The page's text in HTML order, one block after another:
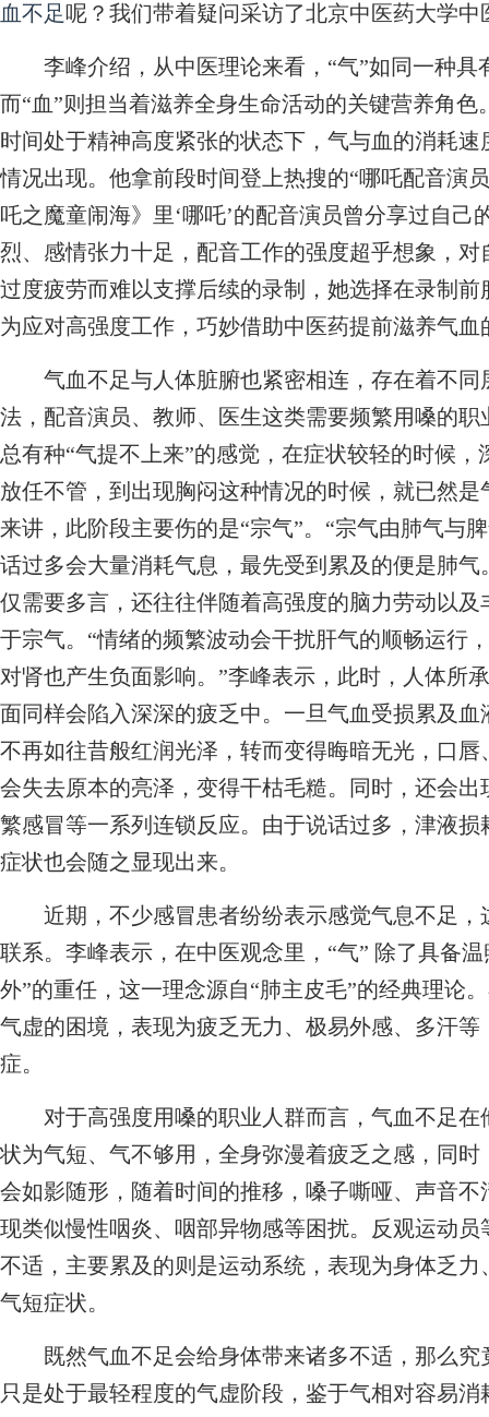
血不足呢？我们带着疑问采访了北京中医药大学
李峰介绍，从中医理论来看，“气”如同一种具
而“血”则担当着滋养全身生命活动的关键营养角
时间处于精神高度紧张的状态下，气与血的消耗
情况出现。他拿前段时间登上热搜的“哪吒配音演
吒之魔童闹海》里‘哪吒’的配音演员曾分享过自
烈、感情张力十足，配音工作的强度超乎想象，
过度疲劳而难以支撑后续的录制，她选择在录制
为应对高强度工作，巧妙借助中医药提前滋养气血
气血不足与人体脏腑也紧密相连，存在着不同
法，配音演员、教师、医生这类需要频繁用嗓的
总有种“气提不上来”的感觉，在症状较轻的时候
放任不管，到出现胸闷这种情况的时候，就已然
来讲，此阶段主要伤的是“宗气”。“宗气由肺气与
话过多会大量消耗气息，最先受到累及的便是肺
仅需要多言，还往往伴随着高强度的脑力劳动以
于宗气。“情绪的频繁波动会干扰肝气的顺畅运行
对肾也产生负面影响。”李峰表示，此时，人体所
面同样会陷入深深的疲乏中。一旦气血受损累及
不再如往昔般红润光泽，转而变得晦暗无光，口
会失去原本的亮泽，变得干枯毛糙。同时，还会
繁感冒等一系列连锁反应。由于说话过多，津液
症状也会随之显现出来。
近期，不少感冒患者纷纷表示感觉气息不足，
联系。李峰表示，在中医观念里，“气” 除了具备
外”的重任，这一理念源自“肺主皮毛”的经典理论
气虚的困境，表现为疲乏无力、极易外感、多汗
症。
对于高强度用嗓的职业人群而言，气血不足在
状为气短、气不够用，全身弥漫着疲乏之感，同
会如影随形，随着时间的推移，嗓子嘶哑、声音
现类似慢性咽炎、咽部异物感等困扰。反观运动
不适，主要累及的则是运动系统，表现为身体乏
气短症状。
既然气血不足会给身体带来诸多不适，那么究
只是处于最轻程度的气虚阶段，鉴于气相对容易